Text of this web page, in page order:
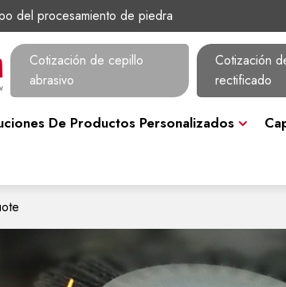
del procesamiento de piedra
Cotización de cepillo
abrasivo
Cotización
rectificado
De Productos Personalizados